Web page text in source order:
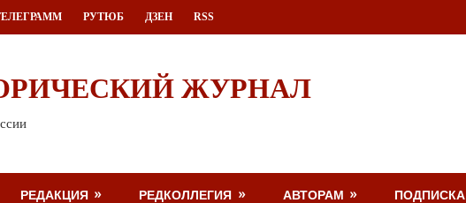
РУТЮБ ДЗЕН RSS
ЖУРНАЛ
РЕДАКЦИЯ РЕДКОЛЛЕГИЯ АВТОРАМ ПОДПИСКА